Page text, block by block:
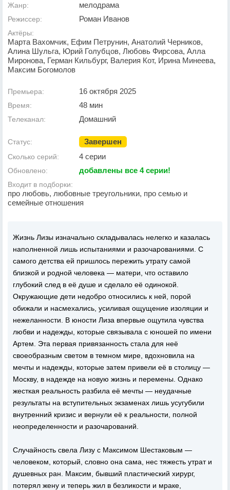
Жанр: мелодрама
Режиссер: Роман Иванов
Актёры:
Марта Вахомчик, Ефим Петрунин, Анатолий Черников,
Алина Шульга, Юрий Голубцов, Любовь Фирсова, Алла
Миронова, Герман Кильбург, Валерия Кот, Ирина Минеева,
Максим Богомолов
Премьера: 16 октября 2025
Время: 48 мин
Телеканал: Домашний
Статус: Завершен
Сколько серий: 4 серии
Обновлено: добавлены все 4 серии!
Входит в подборки:
про любовь, любовные треугольники, про семью и
семейные отношения
Жизнь Лизы изначально складывалась нелегко и казалась
наполненной лишь испытаниями и разочарованиями. С
самого детства ей пришлось пережить утрату самой
близкой и родной человека — матери, что оставило
глубокий след в её душе и сделало её одинокой.
Окружающие дети недобро относились к ней, порой
обижали и насмехались, усиливая ощущение изоляции и
нежеланности. В юности Лиза впервые ощутила чувства
любви и надежды, которые связывала с юношей по имени
Артем. Эта первая привязанность стала для неё
своеобразным светом в темном мире, вдохновила на
мечты и надежды, которые затем привели её в столицу —
Москву, в надежде на новую жизнь и перемены. Однако
жесткая реальность разбила её мечты — неудачные
результаты на вступительных экзаменах лишь усугубили
внутренний кризис и вернули её к реальности, полной
неопределенности и разочарований.
Случайность свела Лизу с Максимом Шестаковым —
человеком, который, словно она сама, нес тяжесть утрат и
душевных ран. Максим, бывший пластический хирург,
потерял жену и теперь жил в безликости и мраке,